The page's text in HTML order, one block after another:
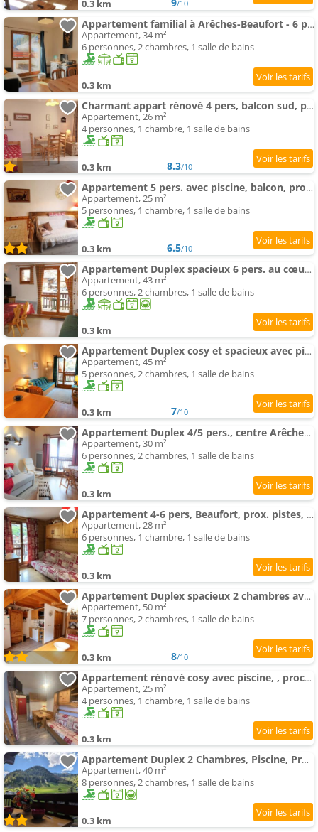
0.3 km 9/10
Appartement familial à Arêches-Beaufort - 6 pers, 3 chambres, terrasse, piscine, proche ski et villa
Appartement, 34 m²
6 personnes, 2 chambres, 1 salle de bains
0.3 km
Charmant appart rénové 4 pers, balcon sud, plein centre, proche ski et piscine! - FR-1-342-187
Appartement, 26 m²
4 personnes, 1 chambre, 1 salle de bains
0.3 km 8.3/10
Appartement 5 pers. avec piscine, balcon, proche ski et village - FR-1-342-215
Appartement, 25 m²
5 personnes, 1 chambre, 1 salle de bains
0.3 km 6.5/10
Appartement Duplex spacieux 6 pers. au cœur du village, proche des pistes, piscine l'été, équipements complets
Appartement, 43 m²
6 personnes, 2 chambres, 1 salle de bains
0.3 km
Appartement Duplex cosy et spacieux avec piscine et balcon proche des pistes pour 4-5 personnes à Arêches-Beaufo
Appartement, 45 m²
5 personnes, 2 chambres, 1 salle de bains
0.3 km 7/10
Appartement Duplex 4/5 pers., centre Arêches-Beaufort, piscine, proche commerces et pistes - FR-1-342-142
Appartement, 30 m²
6 personnes, 2 chambres, 1 salle de bains
0.3 km
Appartement 4-6 pers, Beaufort, prox. pistes, piscine été, parking, animaux OK, bien équipé - FR-1-3
Appartement, 28 m²
6 personnes, 1 chambre, 1 salle de bains
0.3 km
Appartement Duplex spacieux 2 chambres avec piscine proche des pistes - FR-1-342-172
Appartement, 50 m²
7 personnes, 2 chambres, 1 salle de bains
0.3 km 8/10
Appartement rénové cosy avec piscine, , proche des pistes et du village. - FR-1-342-
Appartement, 25 m²
4 personnes, 1 chambre, 1 salle de bains
0.3 km
Appartement Duplex 2 Chambres, Piscine, Proche Remontées mécaniques, 6 pers - FR-1-342-194
Appartement, 40 m²
8 personnes, 2 chambres, 1 salle de bains
0.3 km